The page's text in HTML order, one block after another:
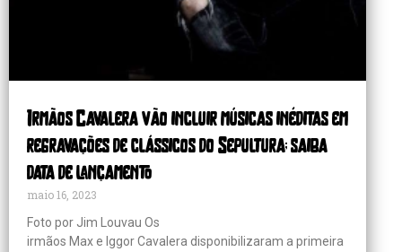
Irmãos Cavalera vão incluir músicas inéditas em
regravações de clássicos do Sepultura; saiba
data de lançamento
maio 16, 2023
Foto por Jim Louvau Os
irmãos Max e Iggor Cavalera disponibilizaram a primeira